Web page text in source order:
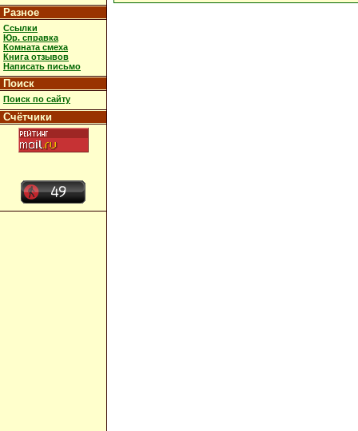
Разное
Ссылки
Юр. справка
Комната смеха
Книга отзывов
Написать письмо
Поиск
Поиск по сайту
Счётчики